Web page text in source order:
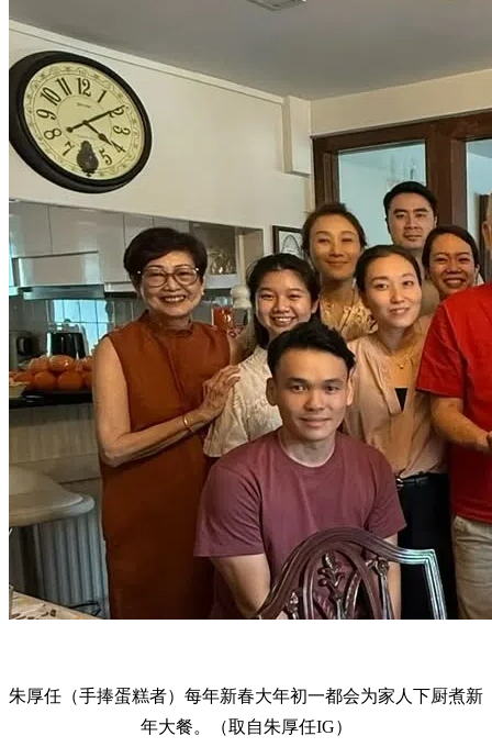
朱厚任（手捧蛋糕者）每年新春大年初一都会为家人下厨煮新
年大餐。（取自朱厚任IG）